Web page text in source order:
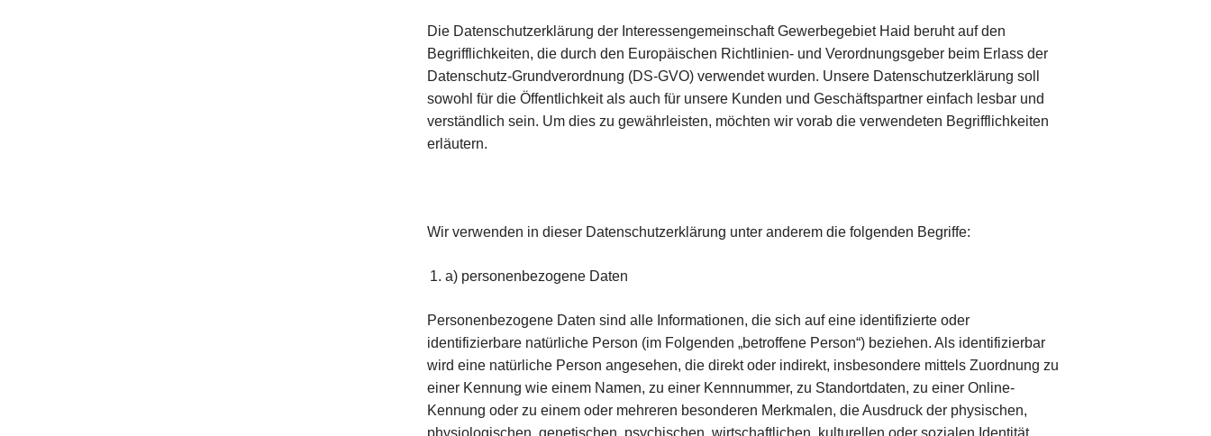
Die Datenschutzerklärung der Interessengemeinschaft Gewerbegebiet Haid beruht auf den
Begrifflichkeiten, die durch den Europäischen Richtlinien- und Verordnungsgeber beim Erlass der
Datenschutz-Grundverordnung (DS-GVO) verwendet wurden. Unsere Datenschutzerklärung soll
sowohl für die Öffentlichkeit als auch für unsere Kunden und Geschäftspartner einfach lesbar und
verständlich sein. Um dies zu gewährleisten, möchten wir vorab die verwendeten Begrifflichkeiten
erläutern.
Wir verwenden in dieser Datenschutzerklärung unter anderem die folgenden Begriffe:
a) personenbezogene Daten
Personenbezogene Daten sind alle Informationen, die sich auf eine identifizierte oder
identifizierbare natürliche Person (im Folgenden „betroffene Person“) beziehen. Als identifizierbar
wird eine natürliche Person angesehen, die direkt oder indirekt, insbesondere mittels Zuordnung zu
einer Kennung wie einem Namen, zu einer Kennnummer, zu Standortdaten, zu einer Online-
Kennung oder zu einem oder mehreren besonderen Merkmalen, die Ausdruck der physischen,
physiologischen, genetischen, psychischen, wirtschaftlichen, kulturellen oder sozialen Identität